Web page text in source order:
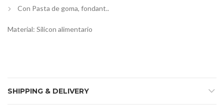
Con Pasta de goma, fondant..
Material: Silicon alimentario
SHIPPING & DELIVERY